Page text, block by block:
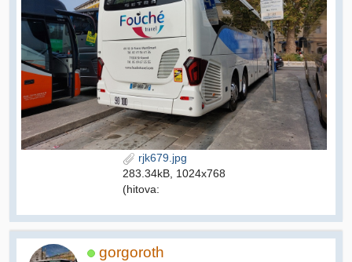
rjk679.jpg
283.34kB, 1024x768
(hitova:
gorgoroth